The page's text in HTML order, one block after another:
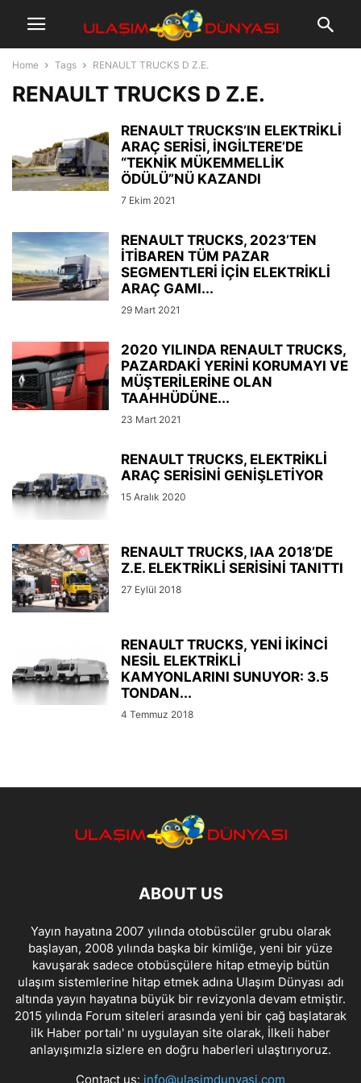
Home Tags RENAULT TRUCKS D Z.E.
RENAULT TRUCKS D Z.E.
RENAULT TRUCKS’IN ELEKTRİKLİ
ARAÇ SERİSİ, İNGİLTERE’DE
“TEKNİK MÜKEMMELLİK
ÖDÜLÜ”NÜ KAZANDI
7 Ekim 2021
RENAULT TRUCKS, 2023’TEN
İTİBAREN TÜM PAZAR
SEGMENTLERİ İÇİN ELEKTRİKLİ
ARAÇ GAMI...
29 Mart 2021
2020 YILINDA RENAULT TRUCKS,
PAZARDAKİ YERİNİ KORUMAYI VE
MÜŞTERİLERİNE OLAN
TAAHHÜDÜNE...
23 Mart 2021
RENAULT TRUCKS, ELEKTRİKLİ
ARAÇ SERİSİNİ GENİŞLETİYOR
15 Aralık 2020
RENAULT TRUCKS, IAA 2018’DE
Z.E. ELEKTRİKLİ SERİSİNİ TANITTI
27 Eylül 2018
RENAULT TRUCKS, YENİ İKİNCİ
NESİL ELEKTRİKLİ
KAMYONLARINI SUNUYOR: 3.5
TONDAN...
4 Temmuz 2018
ABOUT US
Yayın hayatına 2007 yılında otobüscüler grubu olarak
başlayan, 2008 yılında başka bir kimliğe, yeni bir yüze
kavuşarak sadece otobüsçülere hitap etmeyip bütün
ulaşım sistemlerine hitap etmek adına Ulaşım Dünyası adı
altında yayın hayatına büyük bir revizyonla devam etmiştir.
2015 yılında Forum siteleri arasında yeni bir çağ başlatarak
ilk Haber portalı' nı uygulayan site olarak, İlkeli haber
anlayışımızla sizlere en doğru haberleri ulaştırıyoruz.
Contact us: info@ulasimdunyasi.com